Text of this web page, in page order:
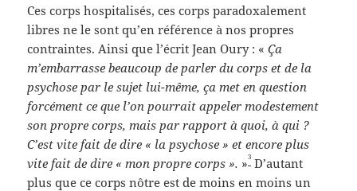
Ces corps hospitalisés, ces corps paradoxalement
libres ne le sont qu’en référence à nos propres
contraintes. Ainsi que l’écrit Jean Oury : «Ça
m’embarrasse beaucoup de parler du corps et de la
psychose par le sujet lui-même, ça met en question
forcément ce que l’on pourrait appeler modestement
son propre corps, mais par rapport à quoi, à qui ?
C’est vite fait de dire « la psychose » et encore plus
vite fait de dire « mon propre corps ». »3 D’autant
plus que ce corps nôtre est de moins en moins un